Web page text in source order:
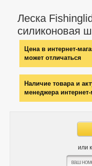
Леска
силиконовая
Цена в интернет-
может отличаться
Наличие товара и
менеджера интернет-
или